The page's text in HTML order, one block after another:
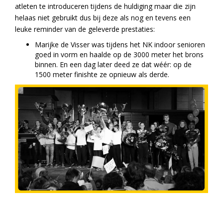
atleten te introduceren tijdens de huldiging maar die zijn
helaas niet gebruikt dus bij deze als nog en tevens een
leuke reminder van de geleverde prestaties:
Marijke de Visser was tijdens het NK indoor senioren
goed in vorm en haalde op de 3000 meter het brons
binnen. En een dag later deed ze dat wéér: op de
1500 meter finishte ze opnieuw als derde.